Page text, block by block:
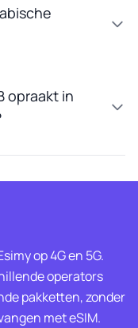
opraakt in
op 4G en 5G.
operators
pakketten, zonder
met eSIM.